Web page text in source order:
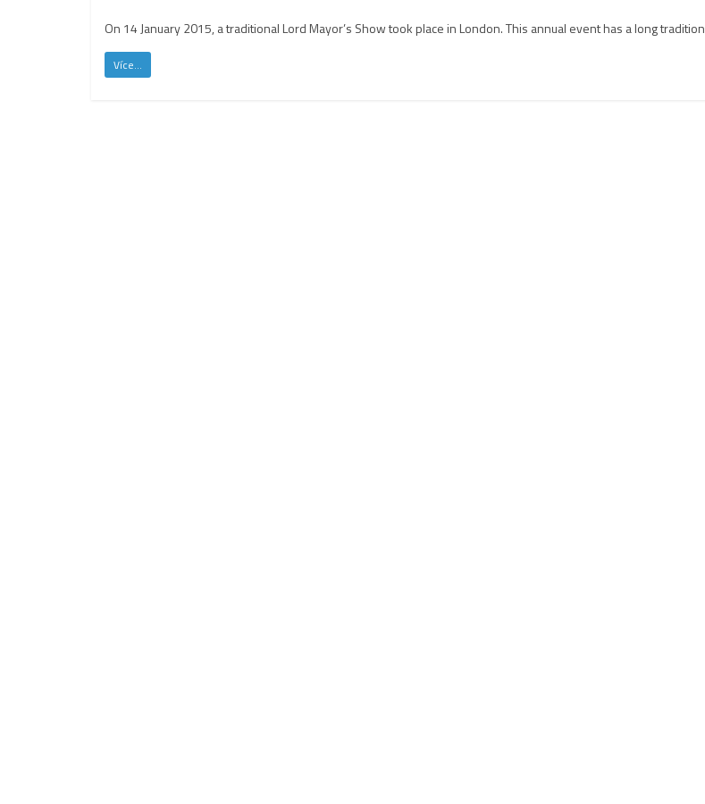
On 14 January 2015, a traditional Lord Mayor’s Show took place in London. This annual event has a long tradition
Více...